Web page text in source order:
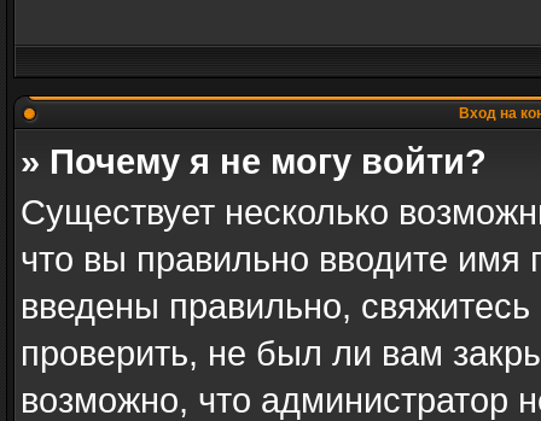
Вход на
» Почему я не могу войти?
Существует несколько
что вы правильно вводите имя
введены правильно,
проверить, не был ли вам
возможно, что администратор